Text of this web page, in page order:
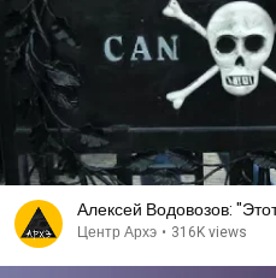
Алексей Водовозов:
Центр Архэ • 316K views